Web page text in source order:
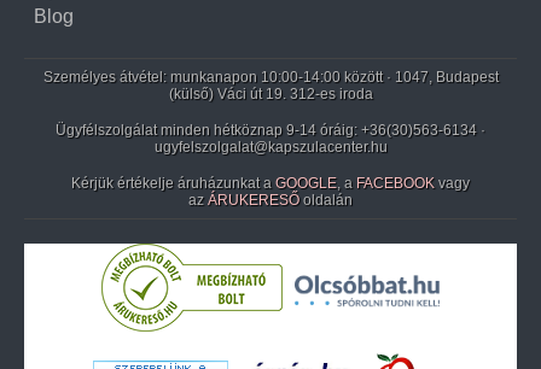
Blog
Személyes átvétel: munkanapon 10:00-14:00 között · 1047, Budapest
(külső) Váci út 19. 312-es iroda
Ügyfélszolgálat minden hétköznap 9-14 óráig: +36(30)563-6134 ·
ugyfelszolgalat@kapszulacenter.hu
Kérjük értékelje áruházunkat a GOOGLE, a FACEBOOK vagy
az ÁRUKERESŐ oldalán